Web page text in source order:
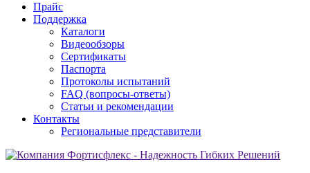
Прайс
Поддержка
Каталоги
Видеообзоры
Сертификаты
Паспорта
Протоколы испытаний
FAQ (вопросы-ответы)
Статьи и рекомендации
Контакты
Региональные представители